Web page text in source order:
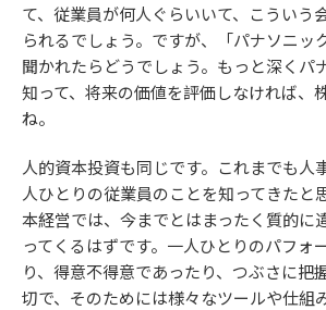
て、従業員が何人ぐらいいて、こういう
られるでしょう。ですが、「パナソニッ
聞かれたらどうでしょう。もっと深くパ
知って、将来の価値を評価しなければ、
ね。
人的資本投資も同じです。これまでも人
人ひとりの従業員のことを知ってきたと
本経営では、今までとはまったく質的に
ってくるはずです。一人ひとりのパフォ
り、得意不得意であったり、つぶさに把
切で、そのためには様々なツールや仕組